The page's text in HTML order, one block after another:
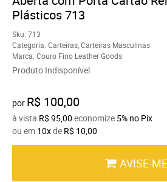
Plásticos 713
Sku: 713
Categoria: Carteiras Carteiras Masculinas
Marca: Couro Fino Leather Goods
Produto Indisponível
por R$ 100,00
à vista R$ 95,00 economize 5% no Pix
ou em 10xde R$ 10,00
AVISE-ME